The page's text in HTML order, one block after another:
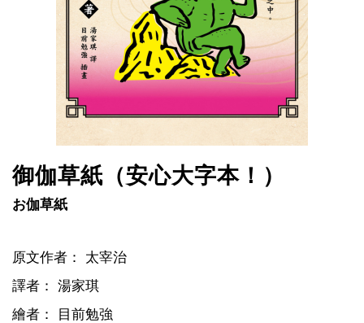
御伽草紙（安心大字本！）
お伽草紙
原文作者： 太宰治
譯者： 湯家琪
繪者：
目前勉強